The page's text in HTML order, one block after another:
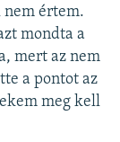
értem.
mondta a
mert az nem
a pontot az
meg kell